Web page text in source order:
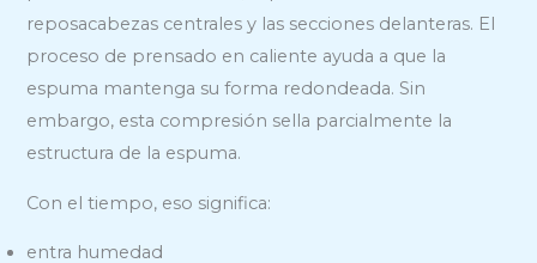
reposacabezas centrales y las secciones delanteras. El
proceso de prensado en caliente ayuda a que la
espuma mantenga su forma redondeada. Sin
embargo, esta compresión sella parcialmente la
estructura de la espuma.
Con el tiempo, eso significa:
entra humedad